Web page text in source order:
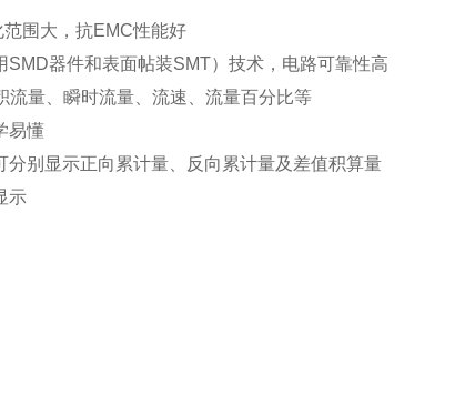
围大，抗EMC性能好
器件和表面帖装SMT）技术，电路可靠性高
量、瞬时流量、流速、流量百分比等
易懂
别显示正向累计量、反向累计量及差值积算量
示